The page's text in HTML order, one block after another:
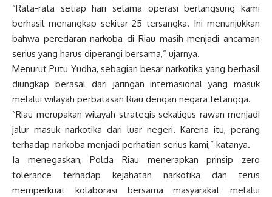
“Rata-rata setiap hari selama operasi berlangsung kami
berhasil menangkap sekitar 25 tersangka. Ini menunjukkan
bahwa peredaran narkoba di Riau masih menjadi ancaman
serius yang harus diperangi bersama,” ujarnya.
Menurut Putu Yudha, sebagian besar narkotika yang berhasil
diungkap berasal dari jaringan internasional yang masuk
melalui wilayah perbatasan Riau dengan negara tetangga.
“Riau merupakan wilayah strategis sekaligus rawan menjadi
jalur masuk narkotika dari luar negeri. Karena itu, perang
terhadap narkoba menjadi perhatian serius kami,” katanya.
Ia menegaskan, Polda Riau menerapkan prinsip zero
tolerance terhadap kejahatan narkotika dan terus
memperkuat kolaborasi bersama masyarakat melalui